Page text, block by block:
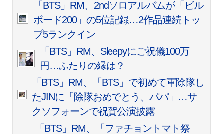
「BTS」RM、2ndソロアルバムが「ビル
ボード200」の5位記録…2作品連続トッ
プ5ランクイン
「BTS」RM、Sleepyにご祝儀100万
円…ふたりの縁は？
「BTS」RM、「BTS」で初めて軍除隊し
たJINに「除隊おめでとう、パパ」…サ
クソフォーンで祝賀公演披露
「BTS」RM、「ファチョントマト祭